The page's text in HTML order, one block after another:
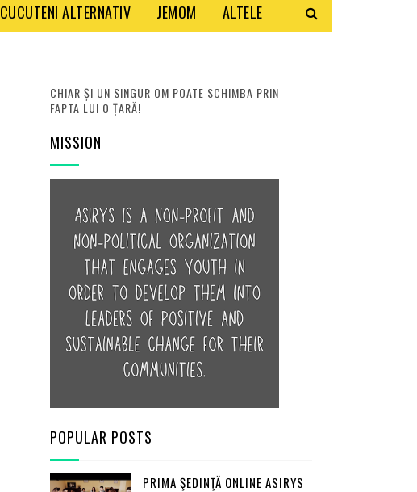
CUCUTENI ALTERNATIV JEMOM ALTELE
CHIAR ȘI UN SINGUR OM POATE SCHIMBA PRIN
FAPTA LUI O ȚARĂ!
MISSION
POPULAR POSTS
PRIMA ŞEDINŢĂ ONLINE ASIRYS